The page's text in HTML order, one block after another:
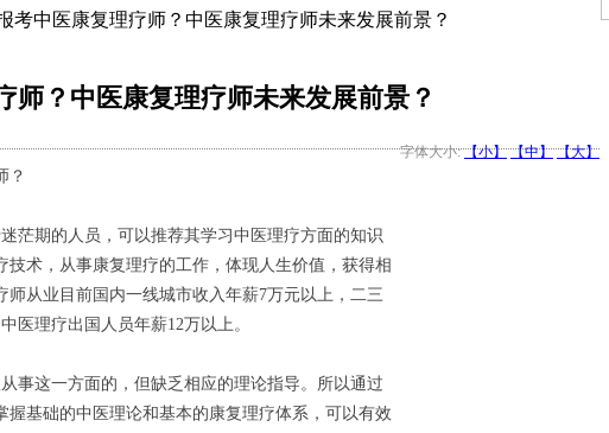
考中医康复理疗师？中医康复理疗师未来发展前景？
师？中医康复理疗师未来发展前景？
字体大小:【小】 【中】 【大】
？
茫期的人员，可以推荐其学习中医理疗方面的知识
技术，从事康复理疗的工作，体现人生价值，获得相
师从业目前国内一线城市收入年薪7万元以上，二三
医理疗出国人员年薪12万以上。
事这一方面的，但缺乏相应的理论指导。所以通过
握基础的中医理论和基本的康复理疗体系，可以有效